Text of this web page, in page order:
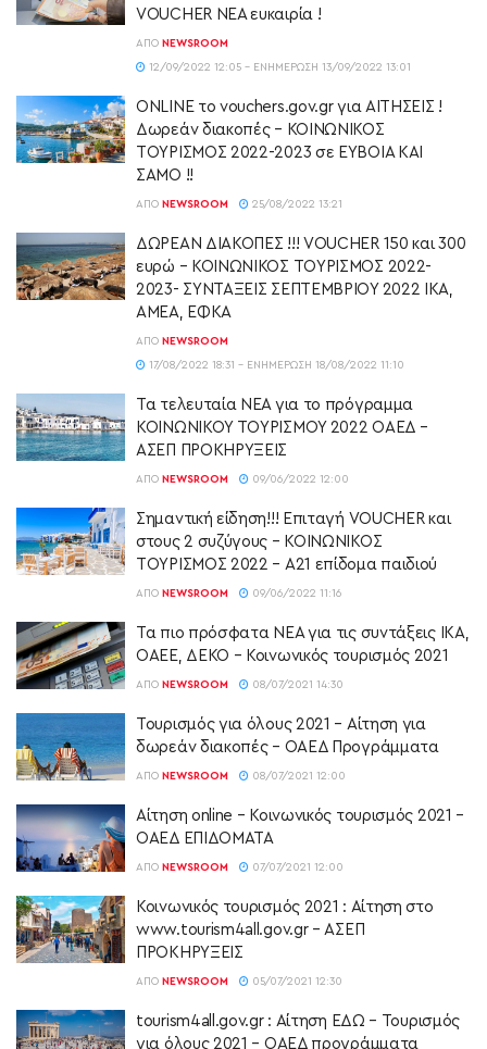
VOUCHER ΝΕΑ ευκαιρία !
ΑΠΌ NEWSROOM
12/09/2022 12:05 - ΕΝΗΜΈΡΩΣΗ 13/09/2022 13:01
ONLINE το vouchers.gov.gr για ΑΙΤΗΣΕΙΣ !
Δωρεάν διακοπές – ΚΟΙΝΩΝΙΚΟΣ
ΤΟΥΡΙΣΜΟΣ 2022-2023 σε ΕΥΒΟΙΑ ΚΑΙ
ΣΑΜΟ !!
ΑΠΌ NEWSROOM 25/08/2022 13:21
ΔΩΡΕΑΝ ΔΙΑΚΟΠΕΣ !!! VOUCHER 150 και 300
ευρώ – ΚΟΙΝΩΝΙΚΟΣ ΤΟΥΡΙΣΜΟΣ 2022-
2023- ΣΥΝΤΑΞΕΙΣ ΣΕΠΤΕΜΒΡΙΟΥ 2022 ΙΚΑ,
ΑΜΕΑ, ΕΦΚΑ
ΑΠΌ NEWSROOM
17/08/2022 18:31 - ΕΝΗΜΈΡΩΣΗ 18/08/2022 11:10
Τα τελευταία ΝΕΑ για το πρόγραμμα
ΚΟΙΝΩΝΙΚΟΥ ΤΟΥΡΙΣΜΟΥ 2022 ΟΑΕΔ –
ΑΣΕΠ ΠΡΟΚΗΡΥΞΕΙΣ
ΑΠΌ NEWSROOM 09/06/2022 12:00
Σημαντική είδηση!!! Επιταγή VOUCHER και
στους 2 συζύγους – ΚΟΙΝΩΝΙΚΟΣ
ΤΟΥΡΙΣΜΟΣ 2022 – Α21 επίδομα παιδιού
ΑΠΌ NEWSROOM 09/06/2022 11:16
Τα πιο πρόσφατα ΝΕΑ για τις συντάξεις ΙΚΑ,
ΟΑΕΕ, ΔΕΚΟ – Κοινωνικός τουρισμός 2021
ΑΠΌ NEWSROOM 08/07/2021 14:30
Τουρισμός για όλους 2021 – Αίτηση για
δωρεάν διακοπές – ΟΑΕΔ Προγράμματα
ΑΠΌ NEWSROOM 08/07/2021 12:00
Αίτηση online – Κοινωνικός τουρισμός 2021 –
ΟΑΕΔ ΕΠΙΔΟΜΑΤΑ
ΑΠΌ NEWSROOM 07/07/2021 12:00
Κοινωνικός τουρισμός 2021 : Αίτηση στο
www.tourism4all.gov.gr – ΑΣΕΠ
ΠΡΟΚΗΡΥΞΕΙΣ
ΑΠΌ NEWSROOM 05/07/2021 12:30
tourism4all.gov.gr : Αίτηση ΕΔΩ – Τουρισμός
για όλους 2021 – ΟΑΕΔ προγράμματα